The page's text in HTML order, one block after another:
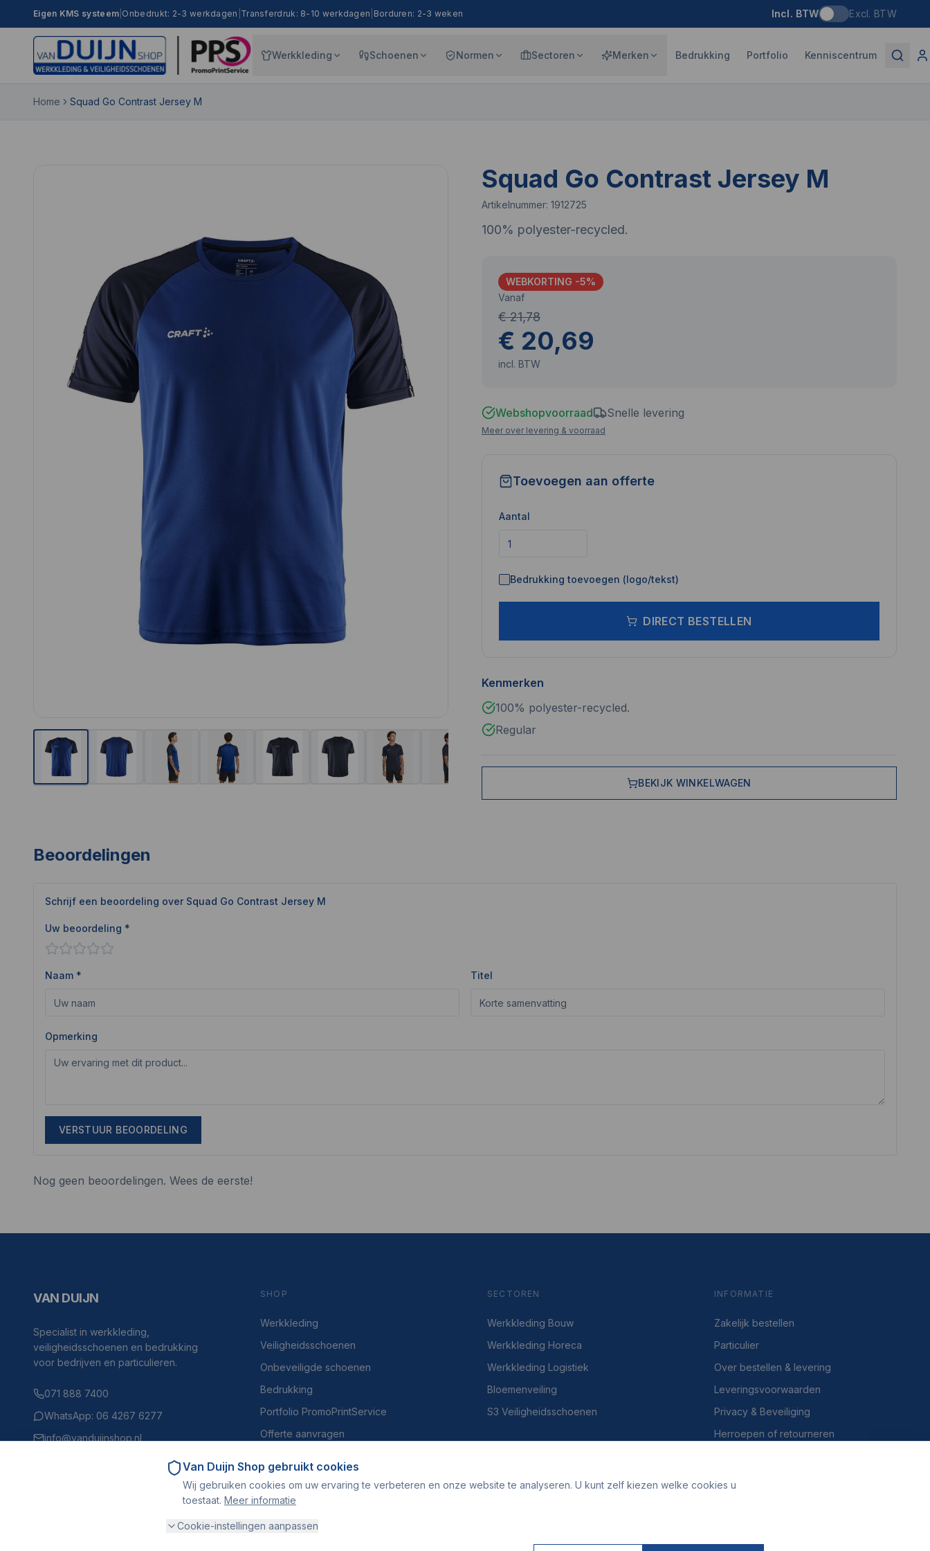
Eigen KMS systeem Onbedrukt: 2-3 werkdagen Transferdruk: 8-10 werkdagen Borduren: 2-3 weken Incl. BTW Excl. BTW
Werkkleding Schoenen Normen Sectoren Merken Bedrukking Portfolio Kenniscentrum
Home Squad Go Contrast Jersey M
Squad Go Contrast Jersey M
Artikelnummer: 1912725
100% polyester-recycled.
WEBKORTING -5%
Vanaf
€ 21,78
€ 20,69
incl. BTW
Webshopvoorraad Snelle levering
Meer over levering & voorraad
Toevoegen aan offerte
Aantal
Bedrukking toevoegen (logo/tekst)
DIRECT BESTELLEN
Kenmerken
100% polyester-recycled.
Regular
BEKIJK WINKELWAGEN
Beoordelingen
Schrijf een beoordeling over Squad Go Contrast Jersey M
Uw beoordeling *
Naam * Titel
Opmerking
VERSTUUR BEOORDELING
Nog geen beoordelingen. Wees de eerste!
VAN DUIJN
Specialist in werkkleding,
veiligheidsschoenen en bedrukking
voor bedrijven en particulieren.
071 888 7400
WhatsApp: 06 4267 6277
info@vanduijnshop.nl
Haven 4, 2225BH Katwijk aan Zee
SHOP
Werkkleding
Veiligheidsschoenen
Onbeveiligde schoenen
Bedrukking
Portfolio PromoPrintService
Offerte aanvragen
SECTOREN
Werkkleding Bouw
Werkkleding Horeca
Werkkleding Logistiek
Bloemenveiling
S3 Veiligheidsschoenen
INFORMATIE
Zakelijk bestellen
Particulier
Over bestellen & levering
Leveringsvoorwaarden
Privacy & Beveiliging
Herroepen of retourneren
Van Duijn Shop gebruikt cookies
Wij gebruiken cookies om uw ervaring te verbeteren en onze website te analyseren. U kunt zelf kiezen welke cookies u
toestaat. Meer informatie
Cookie-instellingen aanpassen